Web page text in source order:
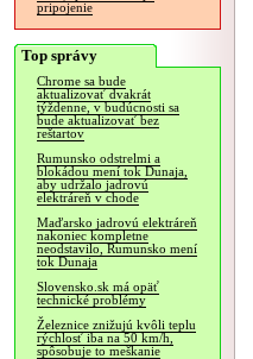
pripojenie
Top správy
Chrome sa bude
aktualizovať dvakrát
týždenne, v budúcnosti sa
bude aktualizovať bez
reštartov
Rumunsko odstrelmi a
blokádou mení tok Dunaja,
aby udržalo jadrovú
elektráreň v chode
Maďarsko jadrovú elektráreň
nakoniec kompletne
neodstavilo, Rumunsko mení
tok Dunaja
Slovensko.sk má opäť
technické problémy
Železnice znižujú kvôli teplu
rýchlosť iba na 50 km/h,
spôsobuje to meškanie